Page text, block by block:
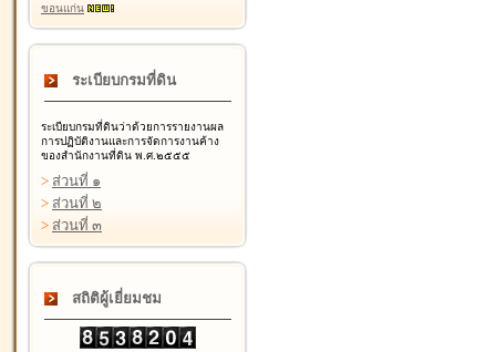
ขอนแก่น
ระเบียบกรมที่ดิน
ระเบียบกรมที่ดินว่าด้วยการรายงานผล
การปฏิบัติงานและการจัดการงานค้าง
ของสำนักงานที่ดิน พ.ศ.๒๕๕๕
> ส่วนที่ ๑
> ส่วนที่ ๒
> ส่วนที่ ๓
สถิติผู้เยี่ยมชม